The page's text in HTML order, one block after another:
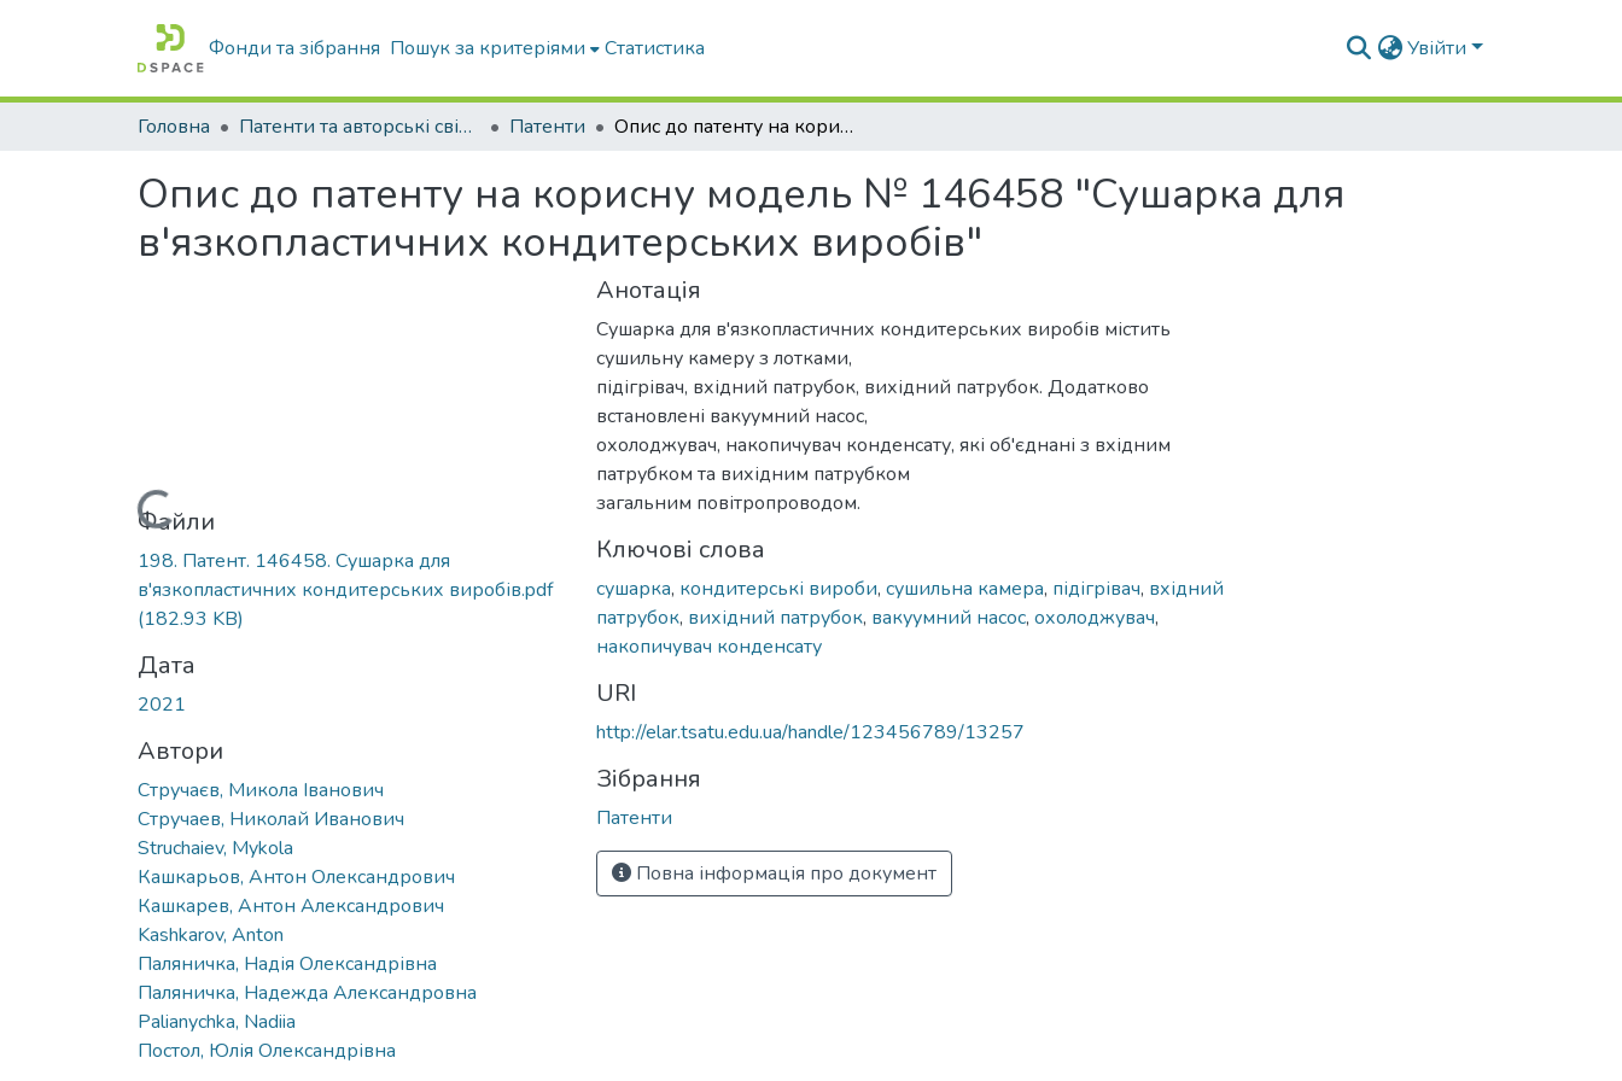
Фонди та зібрання Пошук за критеріями Статистика Увійти
Головна Патенти та авторські свідоцтва Патенти Опис до патенту на корисну модель № 146458 "Сушарка для в'язкопластичних кондитерських виробів"
Опис до патенту на корисну модель № 146458 "Сушарка для
в'язкопластичних кондитерських виробів"
Вантажиться...
Файли
198. Патент. 146458. Сушарка для
в'язкопластичних кондитерських виробів.pdf
(182.93 KB)
Дата
2021
Автори
Стручаєв, Микола Іванович
Стручаев, Николай Иванович
Struchaiev, Mykola
Кашкарьов, Антон Олександрович
Кашкарев, Антон Александрович
Kashkarov, Anton
Паляничка, Надія Олександрівна
Паляничка, Надежда Александровна
Palianychka, Nadiia
Постол, Юлія Олександрівна
Анотація
Сушарка для в'язкопластичних кондитерських виробів містить
сушильну камеру з лотками,
підігрівач, вхідний патрубок, вихідний патрубок. Додатково
встановлені вакуумний насос,
охолоджувач, накопичувач конденсату, які об'єднані з вхідним
патрубком та вихідним патрубком
загальним повітропроводом.
Ключові слова
сушарка, кондитерські вироби, сушильна камера, підігрівач, вхідний
патрубок, вихідний патрубок, вакуумний насос, охолоджувач,
накопичувач конденсату
URI
http://elar.tsatu.edu.ua/handle/123456789/13257
Зібрання
Патенти
Повна інформація про документ